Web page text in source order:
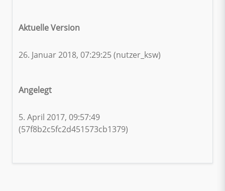
Aktuelle Version
26. Januar 2018, 07:29:25 (nutzer_ksw)
Angelegt
5. April 2017, 09:57:49
(57f8b2c5fc2d451573cb1379)